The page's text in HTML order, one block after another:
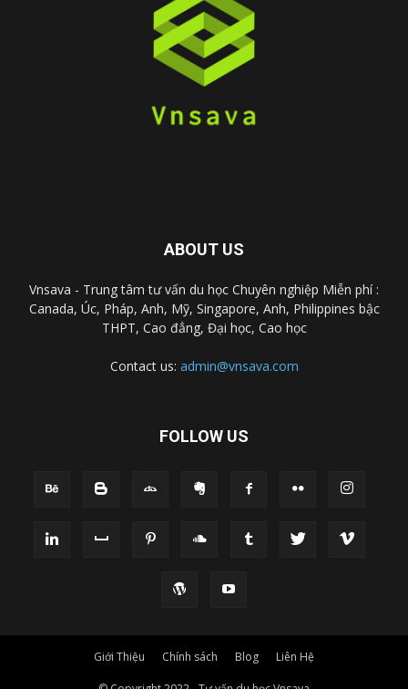
ABOUT US
Vnsava - Trung tâm tư vấn du học Chuyên nghiệp Miễn phí :
Canada, Úc, Pháp, Anh, Mỹ, Singapore, Anh, Philippines bậc
THPT, Cao đẳng, Đại học, Cao học
Contact us: admin@vnsava.com
FOLLOW US
Giới Thiệu Chính sách Blog Liên Hệ